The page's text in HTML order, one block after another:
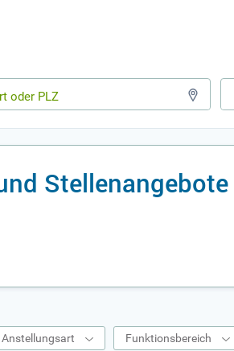
Stellenangebote
Anstellungsart Funktionsbereich